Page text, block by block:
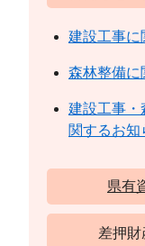
建設工事に
森林整備に
建設工事・
関するお知
県有
差押財